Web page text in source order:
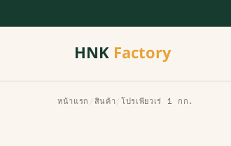
HNK Factory
หน้าแรก / สินค้า / โปรเพียวเร่ 1 กก.